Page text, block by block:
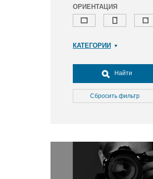
ОРИЕНТАЦИЯ
КАТЕГОРИИ
Досуг, туризм и отдых
Культура
Медицина
Окружающая среда
Политика
Правосудие
Найти
Сбросить фильтр